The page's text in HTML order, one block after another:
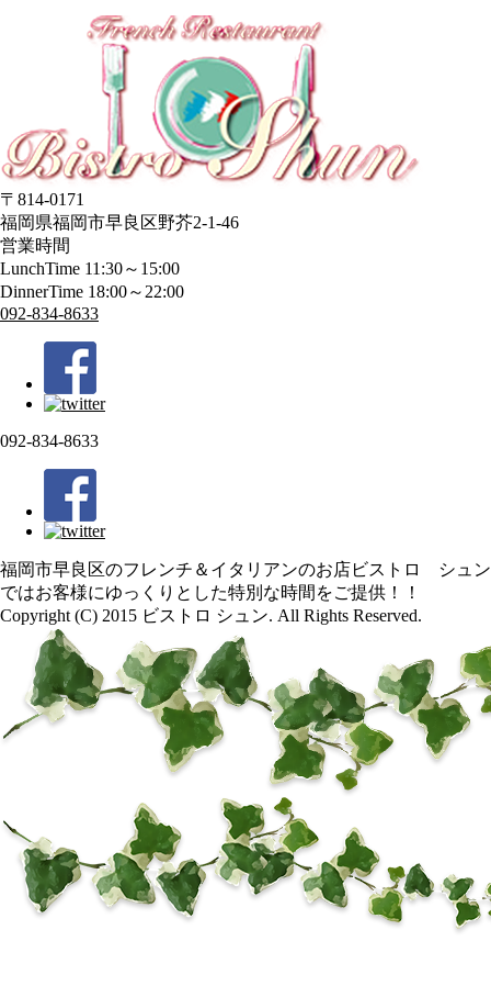
〒814-0171
福岡県福岡市早良区野芥2-1-46
営業時間
LunchTime 11:30～15:00
DinnerTime 18:00～22:00
092-834-8633
092-834-8633
福岡市早良区のフレンチ＆イタリアンのお店ビストロ シュン
ではお客様にゆっくりとした特別な時間をご提供！！
Copyright (C) 2015 ビストロ シュン. All Rights Reserved.